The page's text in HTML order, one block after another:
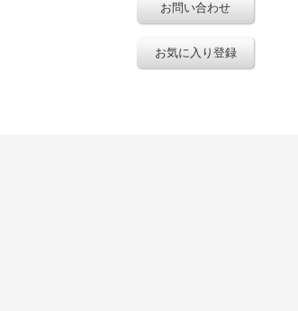
お問い合わせ
お気に入り登録